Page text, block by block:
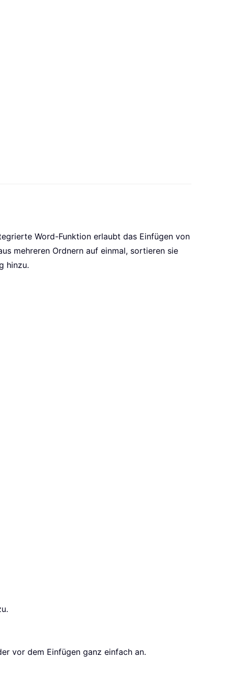
Word-Funktion erlaubt das Einfügen von
mehreren Ordnern auf einmal, sortieren sie
hinzu.
vor dem Einfügen ganz einfach an.